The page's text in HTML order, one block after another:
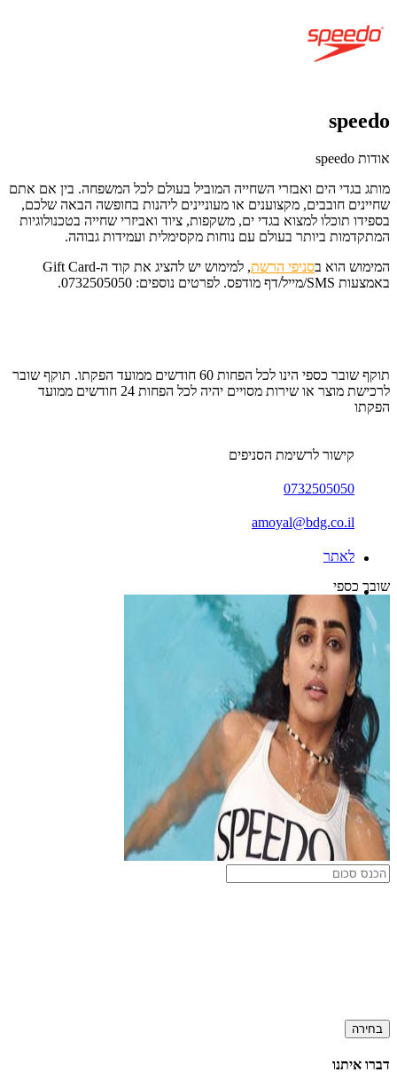
speedo
אודות speedo
מותג בגדי הים ואבזרי השחייה המוביל בעולם לכל המשפחה. בין אם אתם
שחיינים חובבים, מקצוענים או מעוניינים ליהנות בחופשה הבאה שלכם,
בספידו תוכלו למצוא בגדי ים, משקפות, ציוד ואביזרי שחייה בטכנולוגיות
המתקדמות ביותר בעולם עם נוחות מקסימלית ועמידות גבוהה.
המימוש הוא בסניפי הרשת
, למימוש יש להציג את קוד ה-Gift Card
באמצעות SMS/מייל/דף מודפס. לפרטים נוספים: 0732505050.
תוקף שובר כספי הינו לכל הפחות 60 חודשים ממועד הפקתו. תוקף שובר
לרכישת מוצר או שירות מסויים יהיה לכל הפחות 24 חודשים ממועד
הפקתו
קישור לרשימת הסניפים
0732505050
amoyal@bdg.co.il
לאתר
שובר כספי
בחירה
דברו איתנו